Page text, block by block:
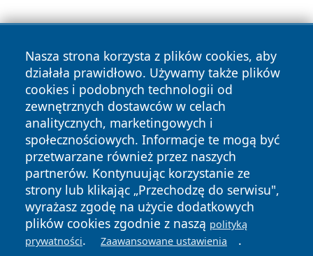
Nasza strona korzysta z plików cookies, aby
działała prawidłowo. Używamy także plików
cookies i podobnych technologii od
zewnętrznych dostawców w celach
analitycznych, marketingowych i
społecznościowych. Informacje te mogą być
przetwarzane również przez naszych
partnerów. Kontynuując korzystanie ze
strony lub klikając „Przechodzę do serwisu",
wyrażasz zgodę na użycie dodatkowych
plików cookies zgodnie z naszą polityką
prywatności. Zaawansowane ustawienia .
Copyright © 2026 wrotachorzowa.pl Wszystkie prawa
zastrzeżone.
News Autorzy
Polityka
Prywatności
Polityka
Cookies